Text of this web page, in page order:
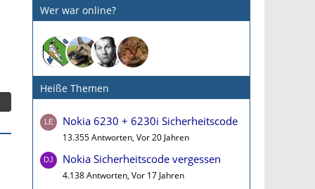
Wer war online?
Heiße Themen
Nokia 6230 + 6230i Sicherheitscode
13.355 Antworten, Vor 20 Jahren
Nokia Sicherheitscode vergessen
4.138 Antworten, Vor 17 Jahren